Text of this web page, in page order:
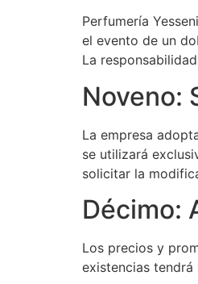
Perfumería
el evento de un
La
Noveno:
La empresa
se utilizará
solicitar la
Décimo:
Los precios y
existencias